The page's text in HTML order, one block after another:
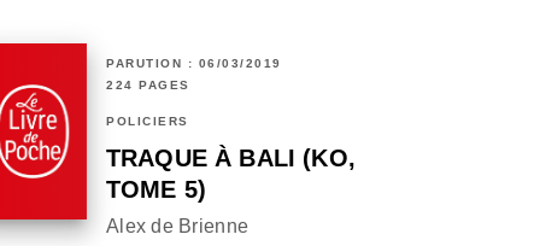
PARUTION : 06/03/2019
224 PAGES
POLICIERS
TRAQUE À BALI (KO,
TOME 5)
Alex de Brienne